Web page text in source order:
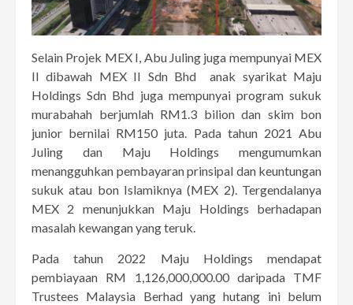
Selain Projek MEX I, Abu Juling juga mempunyai MEX
II dibawah MEX II Sdn Bhd anak syarikat Maju
Holdings Sdn Bhd juga mempunyai program sukuk
murabahah berjumlah RM1.3 bilion dan skim bon
junior bernilai RM150 juta. Pada tahun 2021 Abu
Juling dan Maju Holdings mengumumkan
menangguhkan pembayaran prinsipal dan keuntungan
sukuk atau bon Islamiknya (MEX 2). Tergendalanya
MEX 2 menunjukkan Maju Holdings berhadapan
masalah kewangan yang teruk.
Pada tahun 2022 Maju Holdings mendapat
pembiayaan RM 1,126,000,000.00 daripada TMF
Trustees Malaysia Berhad yang hutang ini belum